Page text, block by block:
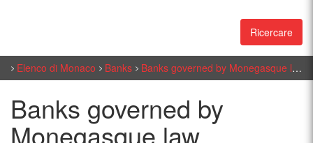
Ricercare
Elenco di Monaco Banks Banks governed by Monegasque law
Banks governed by
Monegasque law